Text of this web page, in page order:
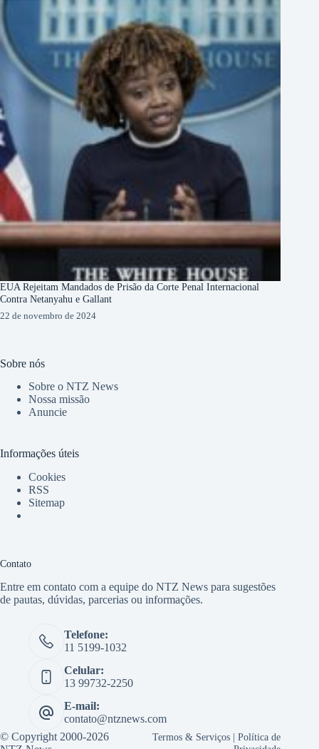
EUA Rejeitam Mandados de Prisão da Corte Penal Internacional
Contra Netanyahu e Gallant
22 de novembro de 2024
Sobre nós
Sobre o NTZ News
Nossa missão
Anuncie
Informações úteis
Cookies
RSS
Sitemap
Contato
Entre em contato com a equipe do NTZ News para sugestões
de pautas, dúvidas, parcerias ou informações.
Telefone:
11 5199-1032
Celular:
13 99732-2250
E-mail:
contato@ntznews.com
© Copyright 2000-2026
Termos & Serviços |Política de